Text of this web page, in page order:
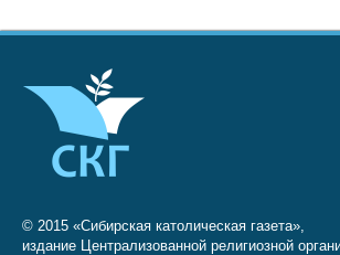
© 2015 «Сибирская католическая газета»,
издание Централизованной религиозной